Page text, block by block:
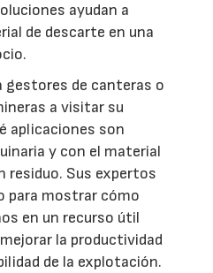
ayudan a
de descarte en una
gestores de canteras o
a visitar su
aplicaciones son
y con el material
residuo. Sus expertos
para mostrar cómo
en un recurso útil
la productividad
de la explotación.